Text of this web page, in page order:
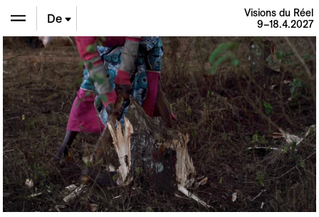
En
De
Fr
Visions du Réel
9–18.4.2027